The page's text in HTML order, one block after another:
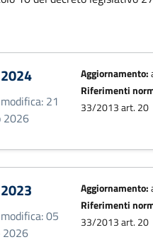
21
2026
Aggiornamento:
Riferimenti
33/2013 art. 20
05
2026
Aggiornamento:
Riferimenti
33/2013 art. 20